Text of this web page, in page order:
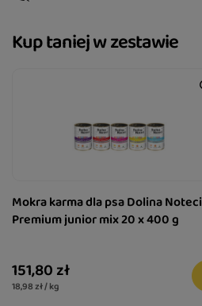
Kup taniej w zestawie
Mokra karma dla psa Dolina Noteci
Premium junior mix 20 x 400 g
151,80 zł
18,98 zł / kg